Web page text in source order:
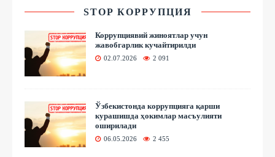
STOP КОРРУПЦИЯ
Коррупциявий жиноятлар учун
жавобгарлик кучайтирилди
02.07.2026 2 091
Ўзбекистонда коррупцияга қарши
курашишда ҳокимлар масъулияти
оширилади
06.05.2026 2 455